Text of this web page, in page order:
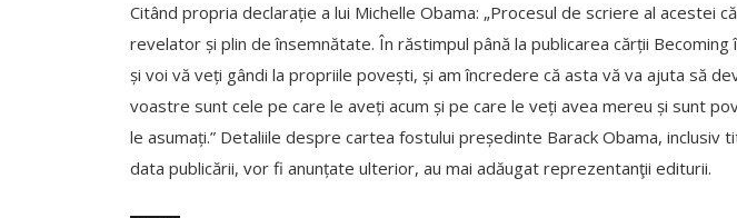
Citând propria declarație a lui Michelle Obama: „Procesul de scriere al acestei
revelator și plin de însemnătate. În răstimpul până la publicarea cărții Becoming
și voi vă veți gândi la propriile povești, și am încredere că asta vă va ajuta să
voastre sunt cele pe care le aveți acum și pe care le veți avea mereu și sunt
le asumați.” Detaliile despre cartea fostului președinte Barack Obama, inclusiv
data publicării, vor fi anunțate ulterior, au mai adăugat reprezentanţii editurii.